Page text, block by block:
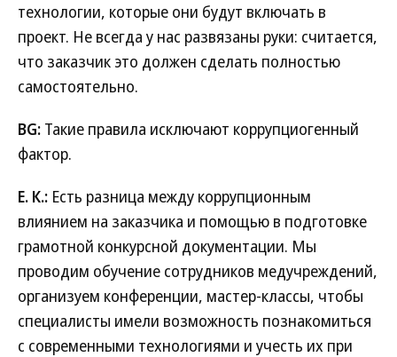
технологии, которые они будут включать в
проект. Не всегда у нас развязаны руки: считается,
что заказчик это должен сделать полностью
самостоятельно.
BG: Такие правила исключают коррупциогенный
фактор.
Е. К.: Есть разница между коррупционным
влиянием на заказчика и помощью в подготовке
грамотной конкурсной документации. Мы
проводим обучение сотрудников медучреждений,
организуем конференции, мастер-классы, чтобы
специалисты имели возможность познакомиться
с современными технологиями и учесть их при